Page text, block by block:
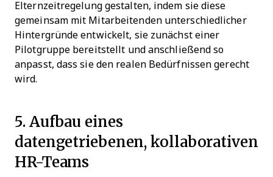
Elternzeitregelung gestalten, indem sie diese
gemeinsam mit Mitarbeitenden unterschiedlicher
Hintergründe entwickelt, sie zunächst einer
Pilotgruppe bereitstellt und anschließend so
anpasst, dass sie den realen Bedürfnissen gerecht
wird.
5. Aufbau eines
datengetriebenen, kollaborativen
HR-Teams